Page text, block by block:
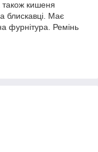
також кишеня
блискавці. Має
фурнітура. Ремінь